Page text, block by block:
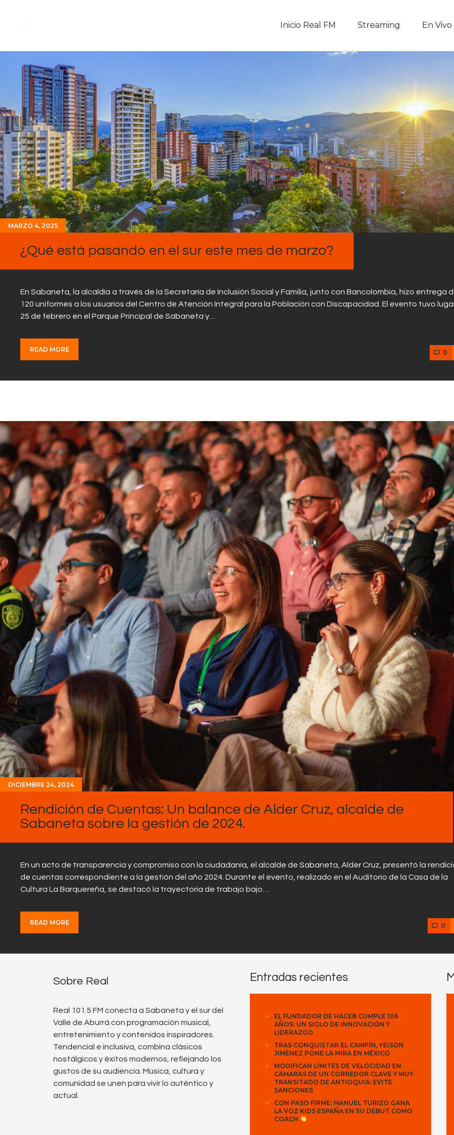
Inicio Real FM Streaming En Vivo
Descarga La APP
Programas
Noticias
Equipo
Sobre Nosotros
Contactos
MARZO 4, 2025
¿Qué está pasando en el sur este mes de marzo?
En Sabaneta, la alcaldía a través de la Secretaría de Inclusión Social y Familia, junto con Bancolombia, hizo entrega
120 uniformes a los usuarios del Centro de Atención Integral para la Población con Discapacidad. El evento tuvo
25 de febrero en el Parque Principal de Sabaneta y…
READ MORE 0
DICIEMBRE 24, 2024
Rendición de Cuentas: Un balance de Alder Cruz, alcalde de
Sabaneta sobre la gestión de 2024.
En un acto de transparencia y compromiso con la ciudadanía, el alcalde de Sabaneta, Alder Cruz, presentó la
de cuentas correspondiente a la gestión del año 2024. Durante el evento, realizado en el Auditorio de la Casa de la
Cultura La Barquereña, se destacó la trayectoria de trabajo bajo…
READ MORE 0
Sobre Real
Real 101.5 FM conecta a Sabaneta y el sur del
Valle de Aburrá con programación musical,
entretenimiento y contenidos inspiradores.
Tendencial e inclusiva, combina clásicos
nostálgicos y éxitos modernos, reflejando los
gustos de su audiencia. Música, cultura y
comunidad se unen para vivir lo auténtico y
actual.
Entradas recientes
EL FUNDADOR DE HACEB CUMPLE 106
AÑOS: UN SIGLO DE INNOVACIÓN Y
LIDERAZGO
TRAS CONQUISTAR EL CAMPÍN, YEISON
JIMÉNEZ PONE LA MIRA EN MÉXICO
MODIFICAN LÍMITES DE VELOCIDAD EN
CÁMARAS DE UN CORREDOR CLAVE Y MUY
TRANSITADO DE ANTIOQUIA: EVITE
SANCIONES
CON PASO FIRME: MANUEL TURIZO GANA
LA VOZ KIDS ESPAÑA EN SU DEBUT COMO
COACH